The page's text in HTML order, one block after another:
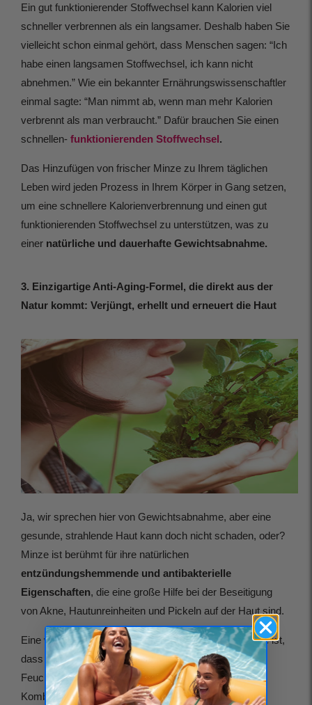
Ein gut funktionierender Stoffwechsel kann Kalorien viel
schneller verbrennen als ein langsamer. Deshalb haben Sie
vielleicht schon einmal gehört, dass Menschen sagen: “Ich
habe einen langsamen Stoffwechsel, ich kann nicht
abnehmen.” Wie ein bekannter Ernährungswissenschaftler
einmal sagte: “Man nimmt ab, wenn man mehr Kalorien
verbrennt als man verbraucht.” Dafür brauchen Sie einen
schnellen- funktionierenden Stoffwechsel.
Das Hinzufügen von frischer Minze zu Ihrem täglichen
Leben wird jeden Prozess in Ihrem Körper in Gang setzen,
um eine schnellere Kalorienverbrennung und einen gut
funktionierenden Stoffwechsel zu unterstützen, was zu
einer natürliche und dauerhafte Gewichtsabnahme.
3. Einzigartige Anti-Aging-Formel, die direkt aus der
Natur kommt: Verjüngt, erhellt und erneuert die Haut
Ja, wir sprechen hier von Gewichtsabnahme, aber eine
gesunde, strahlende Haut kann doch nicht schaden, oder?
Minze ist berühmt für ihre natürlichen
entzündungshemmende und antibakterielle
Eigenschaften, die eine große Hilfe bei der Beseitigung
von Akne, Hautunreinheiten und Pickeln auf der Haut sind.
Eine weitere, nicht so populäre, aber wichtige Tatsache ist,
dass eine regelmäßige Tasse Minztee die Haut mit
Feuchtigkeit versorgt, sie strahlen lässt und strafft. Die
Kombination aus Supergesunde Antioxidantien und